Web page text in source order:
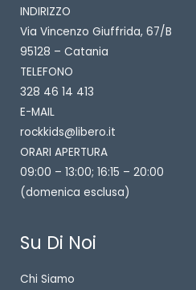
INDIRIZZO
Via Vincenzo Giuffrida, 67/B
95128 – Catania
TELEFONO
328 46 14 413
E-MAIL
rockkids@libero.it
ORARI APERTURA
09:00 – 13:00; 16:15 – 20:00
(domenica esclusa)
Su Di Noi
Chi Siamo